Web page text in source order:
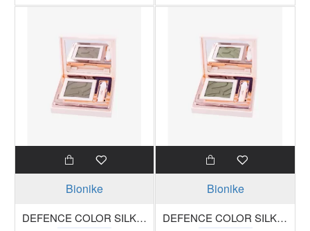
Bionike
DEFENCE COLOR SILKY TOUCH fard compact pentru pleoape 411 taupe trusa 3g
Bionike
DEFENCE COLOR SILKY TOUCH fard compact pentru pleoape 415 vert dore trusa 3g